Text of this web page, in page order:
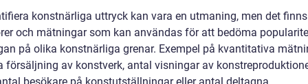
konstnärliga uttryck kan vara en utmaning, men det
och mätningar som kan användas för att bedöma
på olika konstnärliga grenar. Exempel på kvantitativa
försäljning av konstverk, antal visningar av